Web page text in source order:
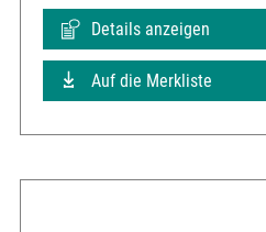
Details anzeigen
Auf die Merkliste